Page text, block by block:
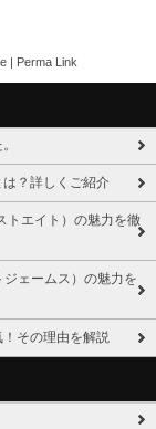
| Perma Link
？詳しくご紹介
トエイト）の魅力を徹
ェームス）の魅力を
！その理由を解説